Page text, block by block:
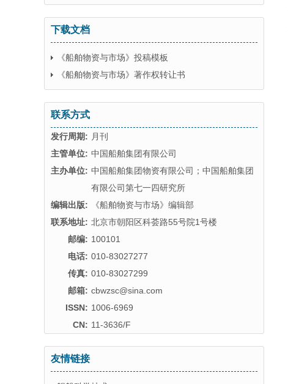
下载文档
《船舶物资与市场》投稿模板
《船舶物资与市场》著作权转让书
联系方式
发行周期: 月刊
主管单位: 中国船舶集团有限公司
主办单位: 中国船舶集团物资有限公司；中国船舶集团
有限公司第七一四研究所
编辑出版:
《船舶物资与市场》编辑部
联系地址: 北京市朝阳区科荟路55号院1号楼
邮编: 100101
电话: 010-83027277
传真: 010-83027299
邮箱: cbwzsc@sina.com
ISSN: 1006-6969
CN: 11-3636/F
友情链接